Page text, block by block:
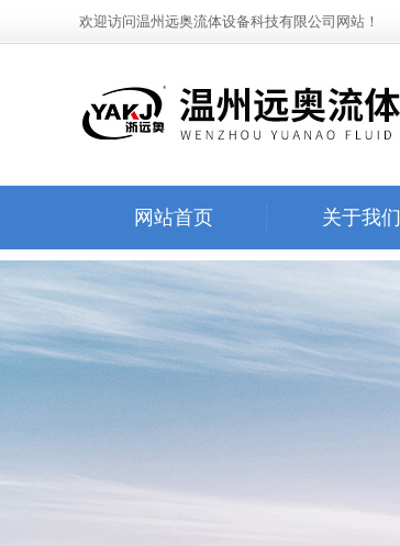
欢迎访问温州远奥流体设备科技有限公司网站！
网站首页 关于我们